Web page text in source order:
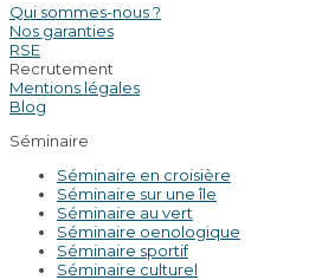
Qui sommes-nous ?
Nos garanties
RSE
Recrutement
Mentions légales
Blog
Séminaire
Séminaire en croisière
Séminaire sur une île
Séminaire au vert
Séminaire oenologique
Séminaire sportif
Séminaire culturel